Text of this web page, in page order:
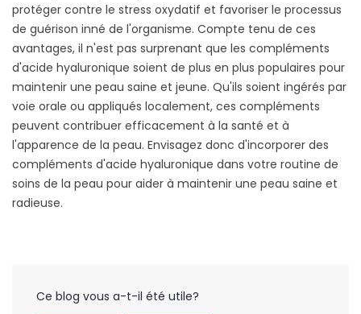
protéger contre le stress oxydatif et favoriser le processus
de guérison inné de l'organisme. Compte tenu de ces
avantages, il n'est pas surprenant que les compléments
d'acide hyaluronique soient de plus en plus populaires pour
maintenir une peau saine et jeune. Qu'ils soient ingérés par
voie orale ou appliqués localement, ces compléments
peuvent contribuer efficacement à la santé et à
l'apparence de la peau. Envisagez donc d'incorporer des
compléments d'acide hyaluronique dans votre routine de
soins de la peau pour aider à maintenir une peau saine et
radieuse.
Ce blog vous a-t-il été utile?